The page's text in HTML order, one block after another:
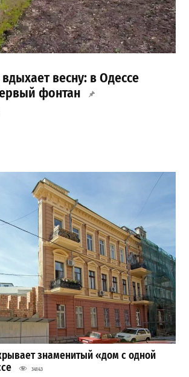
весну: в Одессе
фонтан
знаменитый «дом с одной
34143